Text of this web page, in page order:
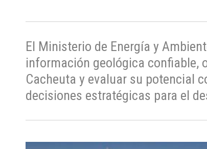
El Ministerio de Energía y
información geológica confiable,
Cacheuta y evaluar su potencial
decisiones estratégicas para el